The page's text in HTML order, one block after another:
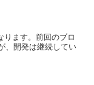
ります。前回のブロ
、開発は継続してい